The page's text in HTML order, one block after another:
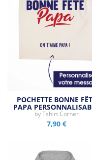
POCHETTE BONNE
PAPA
byTshirt Corner
7,90 €